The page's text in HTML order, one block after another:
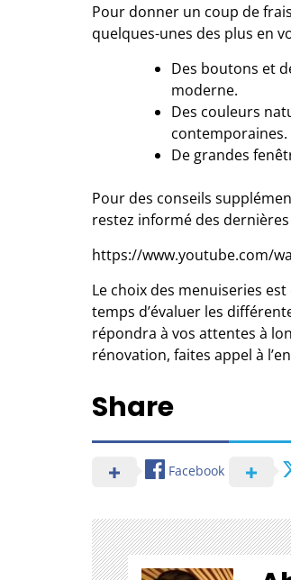
Pour donner un coup de
quelques-unes des plus en
Des boutons et
moderne.
Des couleurs
contemporaines.
De grandes
Pour des conseils
restez informé des
https://www.youtube.com/
Le choix des menuiseries
temps d’évaluer les
répondra à vos attentes à
rénovation, faites appel à
Share
Facebook